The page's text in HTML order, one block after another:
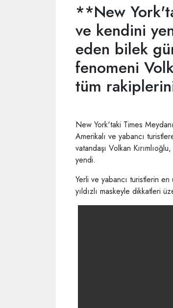
**New
ve kendini
eden bilek
fenomeni
tüm
New York'taki Times
Amerikalı ve yabancı
vatandaşı Volkan
yendi.
Yerli ve yabancı turistlerin
yıldızlı maskeyle dikkatleri